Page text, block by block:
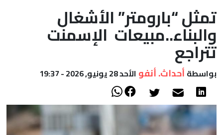
أعمدة
الصحراء
تمثل “بارومتر” الأشغال
والبناء..مبيعات الإسمنت
تتراجع
بواسطة أحداث. أنفو الأحد 28 يونيو, 2026 - 19:37